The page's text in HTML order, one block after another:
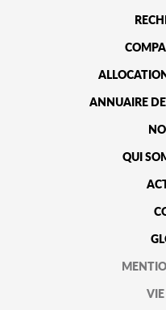
ANNUAIRE
QUI